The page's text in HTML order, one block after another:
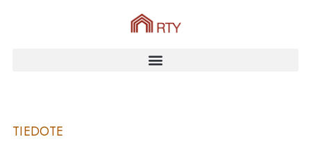
TIEDOTE